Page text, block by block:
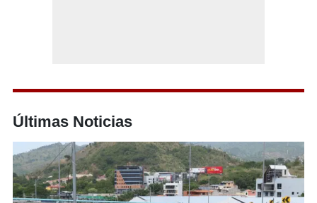
Últimas Noticias